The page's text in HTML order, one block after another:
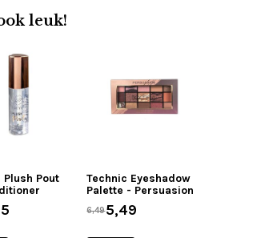
leuk!
Plush Pout
Technic Eyeshadow
Palette - Persuasion
6,495,49